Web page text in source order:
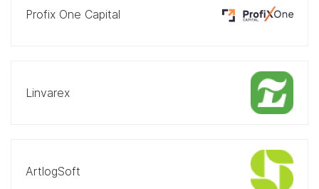
Profix One Capital
Linvarex
ArtlogSoft